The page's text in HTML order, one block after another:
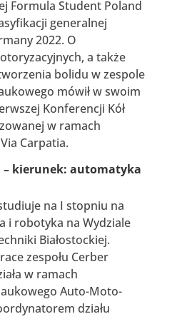
Formula Student Poland
generalnej
2022. O
a także
bolidu w zespole
mówił w swoim
Konferencji Kół
w ramach
Carpatia.
– kierunek: automatyka
na I stopniu na
i robotyka na Wydziale
Białostockiej.
zespołu Cerber
w ramach
Auto-Moto-
działu